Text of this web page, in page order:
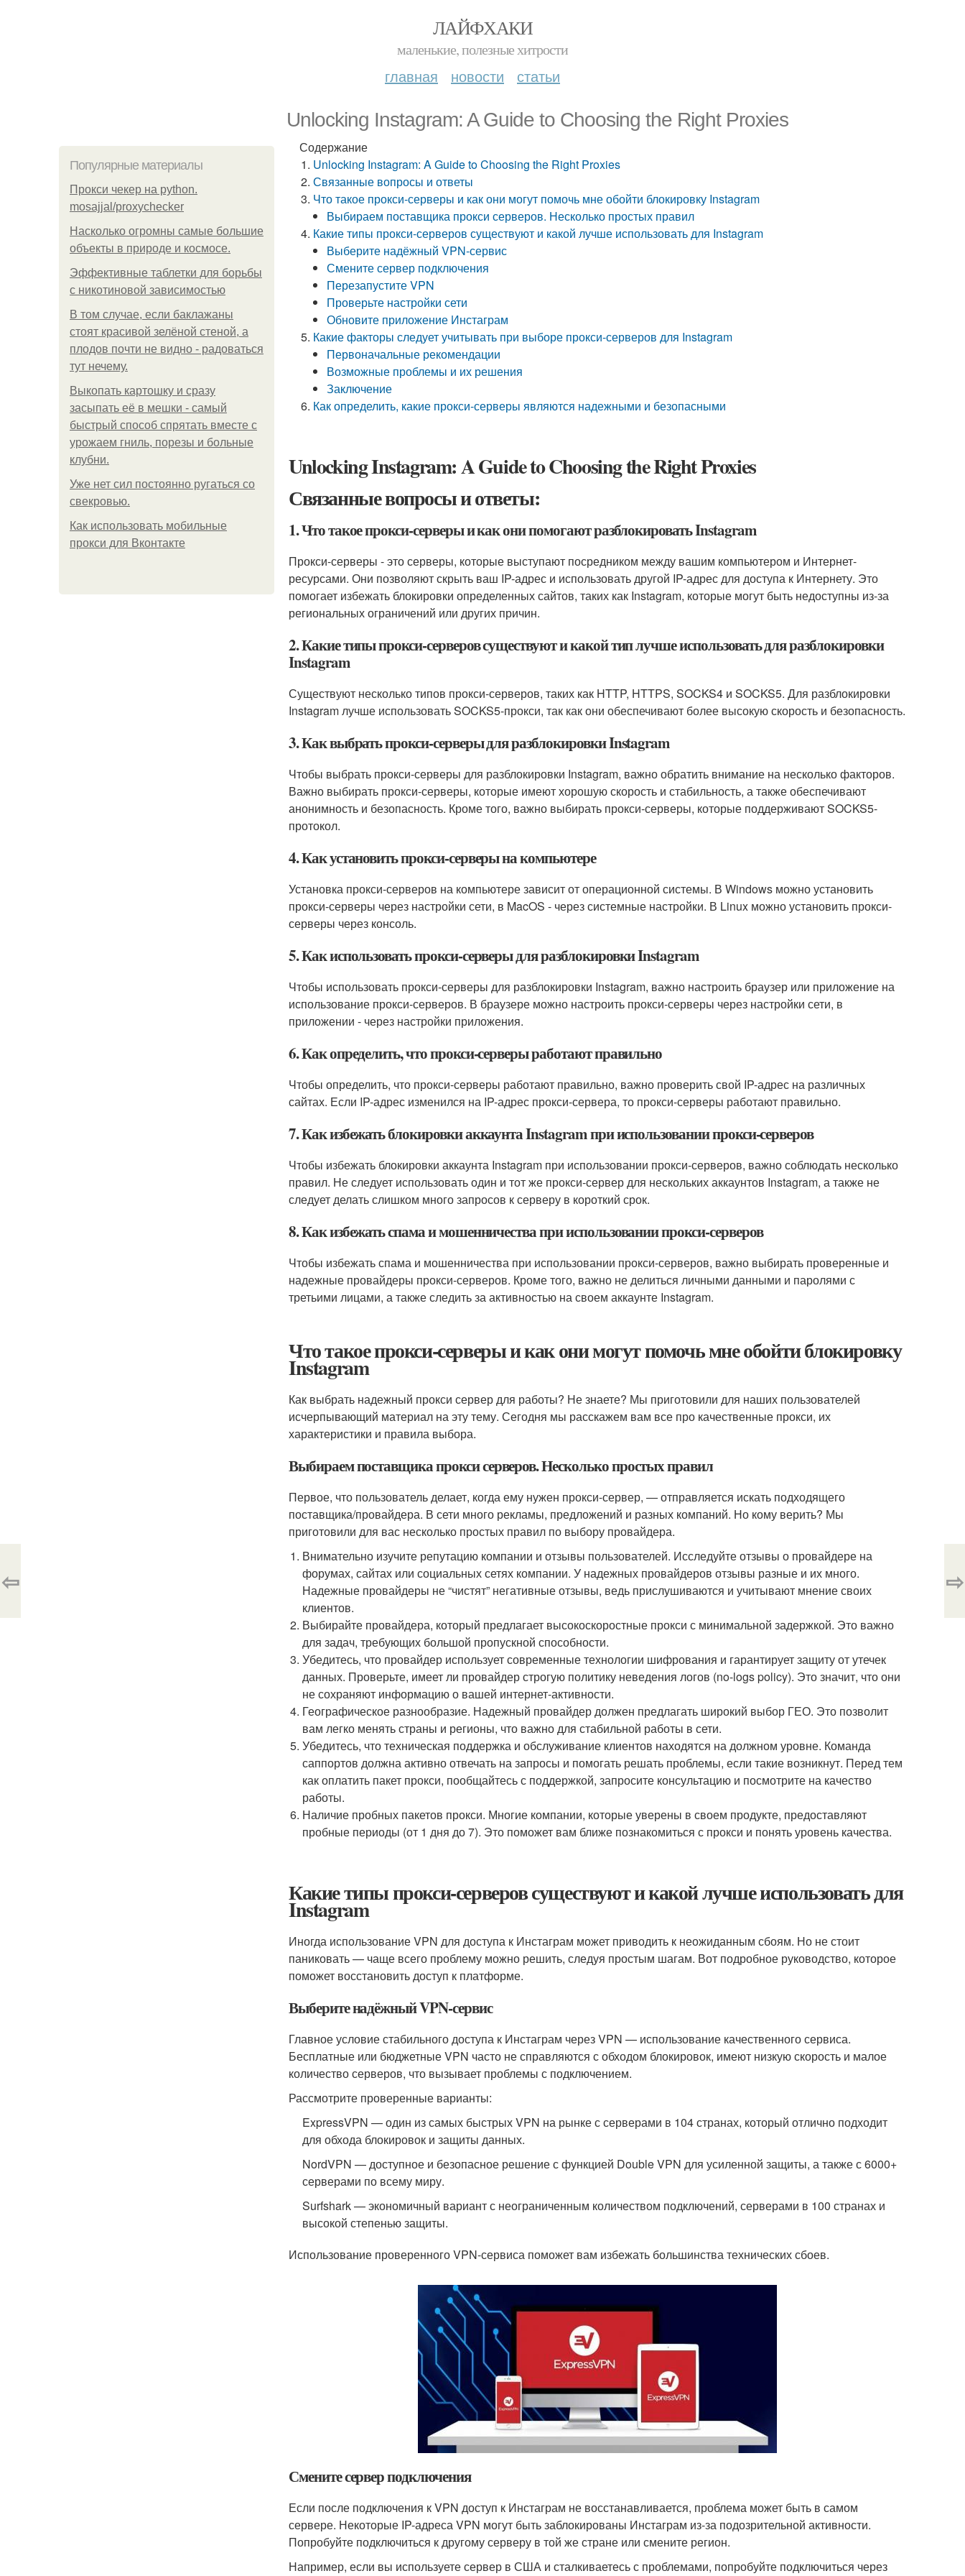
ЛАЙФХАКИ
маленькие, полезные хитрости
главная новости статьи
Unlocking Instagram: A Guide to Choosing the Right Proxies
Популярные материалы
Прокси чекер на python.
mosajjal/proxychecker
Насколько огромны самые большие
объекты в природе и космосе.
Эффективные таблетки для борьбы
с никотиновой зависимостью
В том случае, если баклажаны
стоят красивой зелёной стеной, а
плодов почти не видно - радоваться
тут нечему.
Выкопать картошку и сразу
засыпать её в мешки - самый
быстрый способ спрятать вместе с
урожаем гниль, порезы и больные
клубни.
Уже нет сил постоянно ругаться со
свекровью.
Как использовать мобильные
прокси для Вконтакте
Содержание
Unlocking Instagram: A Guide to Choosing the Right Proxies
Связанные вопросы и ответы
Что такое прокси-серверы и как они могут помочь мне обойти блокировку Instagram
Выбираем поставщика прокси серверов. Несколько простых правил
Какие типы прокси-серверов существуют и какой лучше использовать для Instagram
Выберите надёжный VPN-сервис
Смените сервер подключения
Перезапустите VPN
Проверьте настройки сети
Обновите приложение Инстаграм
Какие факторы следует учитывать при выборе прокси-серверов для Instagram
Первоначальные рекомендации
Возможные проблемы и их решения
Заключение
Как определить, какие прокси-серверы являются надежными и безопасными
Unlocking Instagram: A Guide to Choosing the Right Proxies
Связанные вопросы и ответы:
1. Что такое прокси-серверы и как они помогают разблокировать Instagram
Прокси-серверы - это серверы, которые выступают посредником между вашим компьютером и Интернет-
ресурсами. Они позволяют скрыть ваш IP-адрес и использовать другой IP-адрес для доступа к Интернету. Это
помогает избежать блокировки определенных сайтов, таких как Instagram, которые могут быть недоступны из-за
региональных ограничений или других причин.
2. Какие типы прокси-серверов существуют и какой тип лучше использовать для разблокировки
Instagram
Существуют несколько типов прокси-серверов, таких как HTTP, HTTPS, SOCKS4 и SOCKS5. Для разблокировки
Instagram лучше использовать SOCKS5-прокси, так как они обеспечивают более высокую скорость и безопасность.
3. Как выбрать прокси-серверы для разблокировки Instagram
Чтобы выбрать прокси-серверы для разблокировки Instagram, важно обратить внимание на несколько факторов.
Важно выбирать прокси-серверы, которые имеют хорошую скорость и стабильность, а также обеспечивают
анонимность и безопасность. Кроме того, важно выбирать прокси-серверы, которые поддерживают SOCKS5-
протокол.
4. Как установить прокси-серверы на компьютере
Установка прокси-серверов на компьютере зависит от операционной системы. В Windows можно установить
прокси-серверы через настройки сети, в MacOS - через системные настройки. В Linux можно установить прокси-
серверы через консоль.
5. Как использовать прокси-серверы для разблокировки Instagram
Чтобы использовать прокси-серверы для разблокировки Instagram, важно настроить браузер или приложение на
использование прокси-серверов. В браузере можно настроить прокси-серверы через настройки сети, в
приложении - через настройки приложения.
6. Как определить, что прокси-серверы работают правильно
Чтобы определить, что прокси-серверы работают правильно, важно проверить свой IP-адрес на различных
сайтах. Если IP-адрес изменился на IP-адрес прокси-сервера, то прокси-серверы работают правильно.
7. Как избежать блокировки аккаунта Instagram при использовании прокси-серверов
Чтобы избежать блокировки аккаунта Instagram при использовании прокси-серверов, важно соблюдать несколько
правил. Не следует использовать один и тот же прокси-сервер для нескольких аккаунтов Instagram, а также не
следует делать слишком много запросов к серверу в короткий срок.
8. Как избежать спама и мошенничества при использовании прокси-серверов
Чтобы избежать спама и мошенничества при использовании прокси-серверов, важно выбирать проверенные и
надежные провайдеры прокси-серверов. Кроме того, важно не делиться личными данными и паролями с
третьими лицами, а также следить за активностью на своем аккаунте Instagram.
Что такое прокси-серверы и как они могут помочь мне обойти блокировку
Instagram
Как выбрать надежный прокси сервер для работы? Не знаете? Мы приготовили для наших пользователей
исчерпывающий материал на эту тему. Сегодня мы расскажем вам все про качественные прокси, их
характеристики и правила выбора.
Выбираем поставщика прокси серверов. Несколько простых правил
Первое, что пользователь делает, когда ему нужен прокси-сервер, — отправляется искать подходящего
поставщика/провайдера. В сети много рекламы, предложений и разных компаний. Но кому верить? Мы
приготовили для вас несколько простых правил по выбору провайдера.
Внимательно изучите репутацию компании и отзывы пользователей. Исследуйте отзывы о провайдере на
форумах, сайтах или социальных сетях компании. У надежных провайдеров отзывы разные и их много.
Надежные провайдеры не “чистят” негативные отзывы, ведь прислушиваются и учитывают мнение своих
клиентов.
Выбирайте провайдера, который предлагает высокоскоростные прокси с минимальной задержкой. Это важно
для задач, требующих большой пропускной способности.
Убедитесь, что провайдер использует современные технологии шифрования и гарантирует защиту от утечек
данных. Проверьте, имеет ли провайдер строгую политику неведения логов (no-logs policy). Это значит, что они
не сохраняют информацию о вашей интернет-активности.
Географическое разнообразие. Надежный провайдер должен предлагать широкий выбор ГЕО. Это позволит
вам легко менять страны и регионы, что важно для стабильной работы в сети.
Убедитесь, что техническая поддержка и обслуживание клиентов находятся на должном уровне. Команда
саппортов должна активно отвечать на запросы и помогать решать проблемы, если такие возникнут. Перед тем
как оплатить пакет прокси, пообщайтесь с поддержкой, запросите консультацию и посмотрите на качество
работы.
Наличие пробных пакетов прокси. Многие компании, которые уверены в своем продукте, предоставляют
пробные периоды (от 1 дня до 7). Это поможет вам ближе познакомиться с прокси и понять уровень качества.
Какие типы прокси-серверов существуют и какой лучше использовать для
Instagram
Иногда использование VPN для доступа к Инстаграм может приводить к неожиданным сбоям. Но не стоит
паниковать — чаще всего проблему можно решить, следуя простым шагам. Вот подробное руководство, которое
поможет восстановить доступ к платформе.
Выберите надёжный VPN-сервис
Главное условие стабильного доступа к Инстаграм через VPN — использование качественного сервиса.
Бесплатные или бюджетные VPN часто не справляются с обходом блокировок, имеют низкую скорость и малое
количество серверов, что вызывает проблемы с подключением.
Рассмотрите проверенные варианты:
ExpressVPN — один из самых быстрых VPN на рынке с серверами в 104 странах, который отлично подходит
для обхода блокировок и защиты данных.
NordVPN — доступное и безопасное решение с функцией Double VPN для усиленной защиты, а также с 6000+
серверами по всему миру.
Surfshark — экономичный вариант с неограниченным количеством подключений, серверами в 100 странах и
высокой степенью защиты.
Использование проверенного VPN-сервиса поможет вам избежать большинства технических сбоев.
Смените сервер подключения
Если после подключения к VPN доступ к Инстаграм не восстанавливается, проблема может быть в самом
сервере. Некоторые IP-адреса VPN могут быть заблокированы Инстаграм из-за подозрительной активности.
Попробуйте подключиться к другому серверу в той же стране или смените регион.
Например, если вы используете сервер в США и сталкиваетесь с проблемами, попробуйте подключиться через
⇦ ⇨